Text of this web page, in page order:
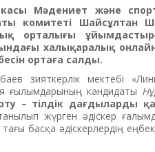
Мәдениет және
комитеті
Шайсұлтан
орталығы
халықаралық
ортаға салды.
зияткерлік мектебі
ғылымдарының кандидаты
– тілдік дағдыларды
жүрген әдіскер
басқа әдіскерлердің